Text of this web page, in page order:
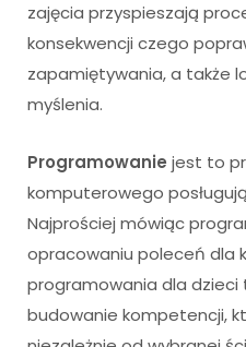
zajęcia przyspieszają
konsekwencji czego
zapamiętywania, a także
myślenia.
Programowanie jest to
komputerowego
Najprościej mówiąc
opracowaniu poleceń dla
programowania dla dzieci
budowanie kompetencji,